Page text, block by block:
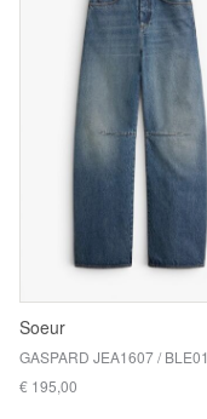
Soeur
GASPARD JEA1607 / BLE01
€ 195,00